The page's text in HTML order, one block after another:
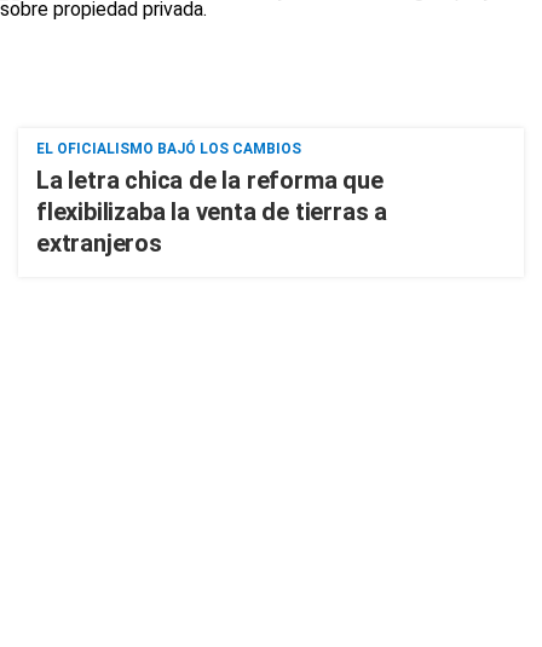
EL OFICIALISMO BAJÓ LOS CAMBIOS
La letra chica de la reforma que
flexibilizaba la venta de tierras a
extranjeros